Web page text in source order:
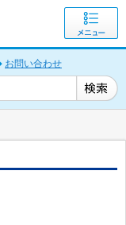
お問い合わせ